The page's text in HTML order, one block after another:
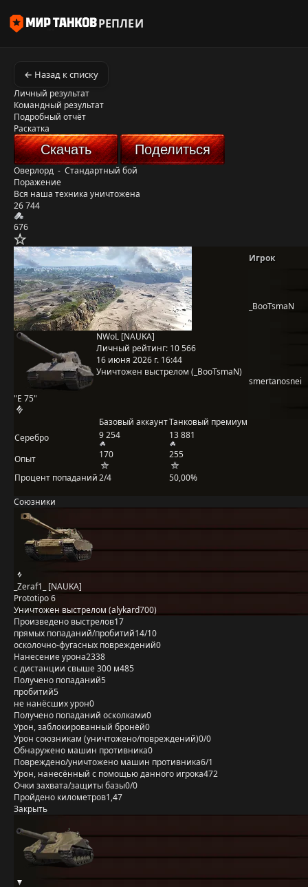
РЕПЛЕИ
← Назад к списку
Личный результат
Командный результат
Подробный отчёт
Раскатка
Скачать Поделиться
Оверлорд - Стандартный бой
Поражение
Вся наша техника уничтожена
26 744
676
"E 75"
NWoL [NAUKA]
Личный рейтинг: 10 566
16 июня 2026 г. 16:44
Уничтожен выстрелом (_BooTsmaN)
Базовый аккаунтТанковый премиум
Серебро
9 254 13 881
Опыт 170
255
Процент попаданий2/4 50,00%
Игрок
_BooTsmaN
smertanosnei
Союзники
_Zeraf1_ [NAUKA]
Prototipo 6
Уничтожен выстрелом (alykard700)
Произведено выстрелов17
прямых попаданий/пробитий14/10
осколочно-фугасных повреждений0
Нанесение урона2338
с дистанции свыше 300 м485
Получено попаданий5
пробитий5
не нанёсших урон0
Получено попаданий осколками0
Урон, заблокированный бронёй0
Урон союзникам (уничтожено/повреждений)0/0
Обнаружено машин противника0
Повреждено/уничтожено машин противника6/1
Урон, нанесённый с помощью данного игрока472
Очки захвата/защиты базы0/0
Пройдено километров1,47
Закрыть